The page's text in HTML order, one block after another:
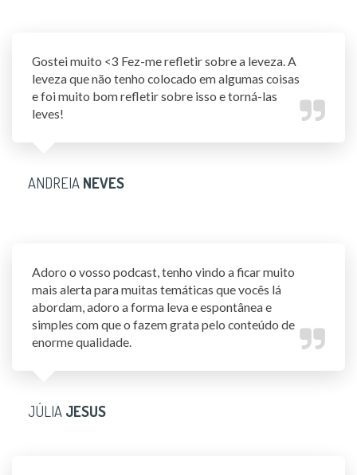
Gostei muito <3 Fez-me refletir sobre a leveza. A
leveza que não tenho colocado em algumas coisas
e foi muito bom refletir sobre isso e torná-las
leves!
ANDREIA NEVES
Adoro o vosso podcast, tenho vindo a ficar muito
mais alerta para muitas temáticas que vocês lá
abordam, adoro a forma leva e espontânea e
simples com que o fazem grata pelo conteúdo de
enorme qualidade.
JÚLIA JESUS